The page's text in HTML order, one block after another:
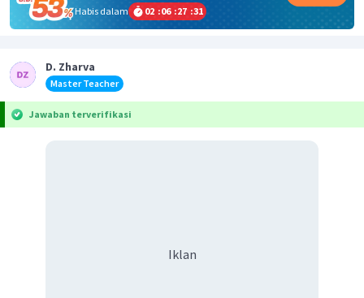
Habis dalam
02 :06 :27 :31
D. Zharva
Master Teacher
Jawaban terverifikasi
Iklan